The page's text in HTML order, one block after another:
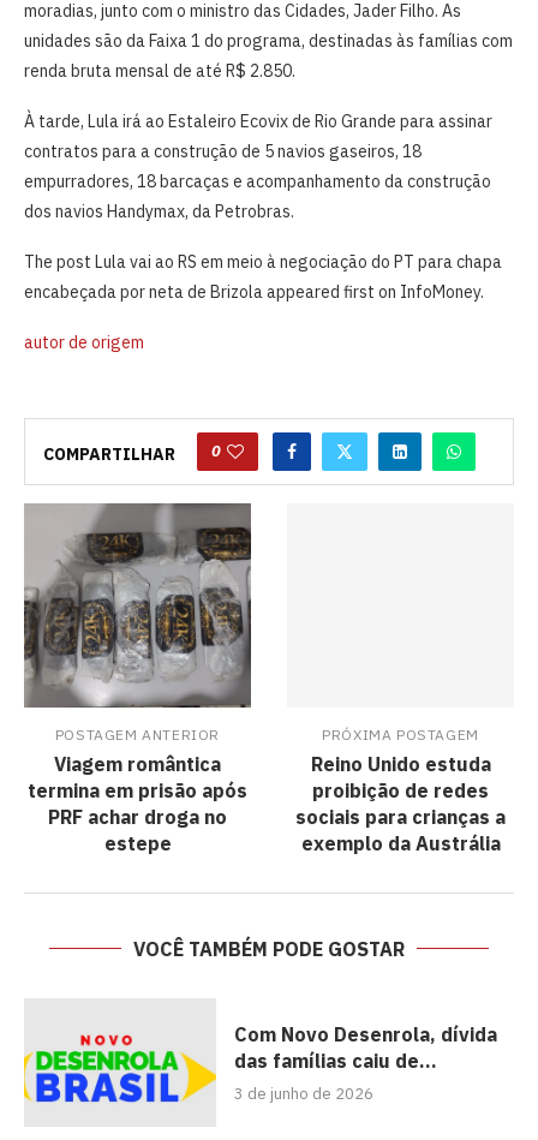
moradias, junto com o ministro das Cidades, Jader Filho. As
unidades são da Faixa 1 do programa, destinadas às famílias com
renda bruta mensal de até R$ 2.850.
À tarde, Lula irá ao Estaleiro Ecovix de Rio Grande para assinar
contratos para a construção de 5 navios gaseiros, 18
empurradores, 18 barcaças e acompanhamento da construção
dos navios Handymax, da Petrobras.
The post Lula vai ao RS em meio à negociação do PT para chapa
encabeçada por neta de Brizola appeared first on InfoMoney.
autor de origem
COMPARTILHAR 0
POSTAGEM ANTERIOR
Viagem romântica
termina em prisão após
PRF achar droga no
estepe
PRÓXIMA POSTAGEM
Reino Unido estuda
proibição de redes
sociais para crianças a
exemplo da Austrália
VOCÊ TAMBÉM PODE GOSTAR
Com Novo Desenrola, dívida
das famílias caiu de...
3 de junho de 2026